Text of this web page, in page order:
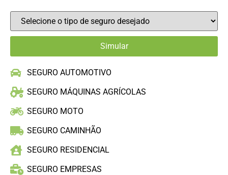
SEGURO AUTOMOTIVO
SEGURO MÁQUINAS AGRÍCOLAS
SEGURO MOTO
SEGURO CAMINHÃO
SEGURO RESIDENCIAL
SEGURO EMPRESAS